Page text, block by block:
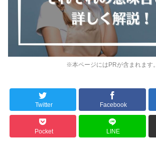
※本ページにはPRが含まれます。
Twitter Facebook
Pocket LINE